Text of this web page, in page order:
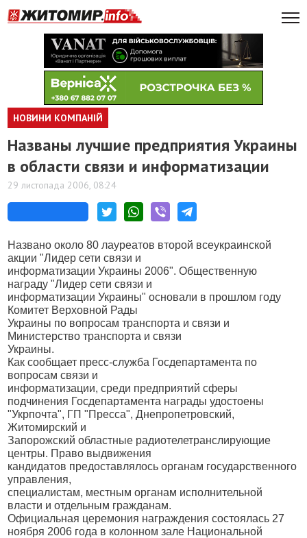
НОВИНИ КОМПАНІЙ
Названы лучшие предприятия Украины
в области связи и информатизации
29 листопада 2006, 08:24
Названо около 80 лауреатов второй всеукраинской
акции "Лидер сети связи и
информатизации Украины 2006". Общественную
награду "Лидер сети связи и
информатизации Украины" основали в прошлом году
Комитет Верховной Рады
Украины по вопросам транспорта и связи и
Министерство транспорта и связи
Украины.
Как сообщает пресс-служба Госдепартамента по
вопросам связи и
информатизации, среди предприятий сферы
подчинения Госдепартамента награды удостоены
"Укрпочта", ГП "Пресса", Днепропетровский,
Житомирский и
Запорожский областные радиотелетранслирующие
центры. Право выдвижения
кандидатов предоставлялось органам государственного
управления,
специалистам, местным органам исполнительной
власти и отдельным гражданам.
Официальная церемония награждения состоялась 27
ноября 2006 года в колонном зале Национальной